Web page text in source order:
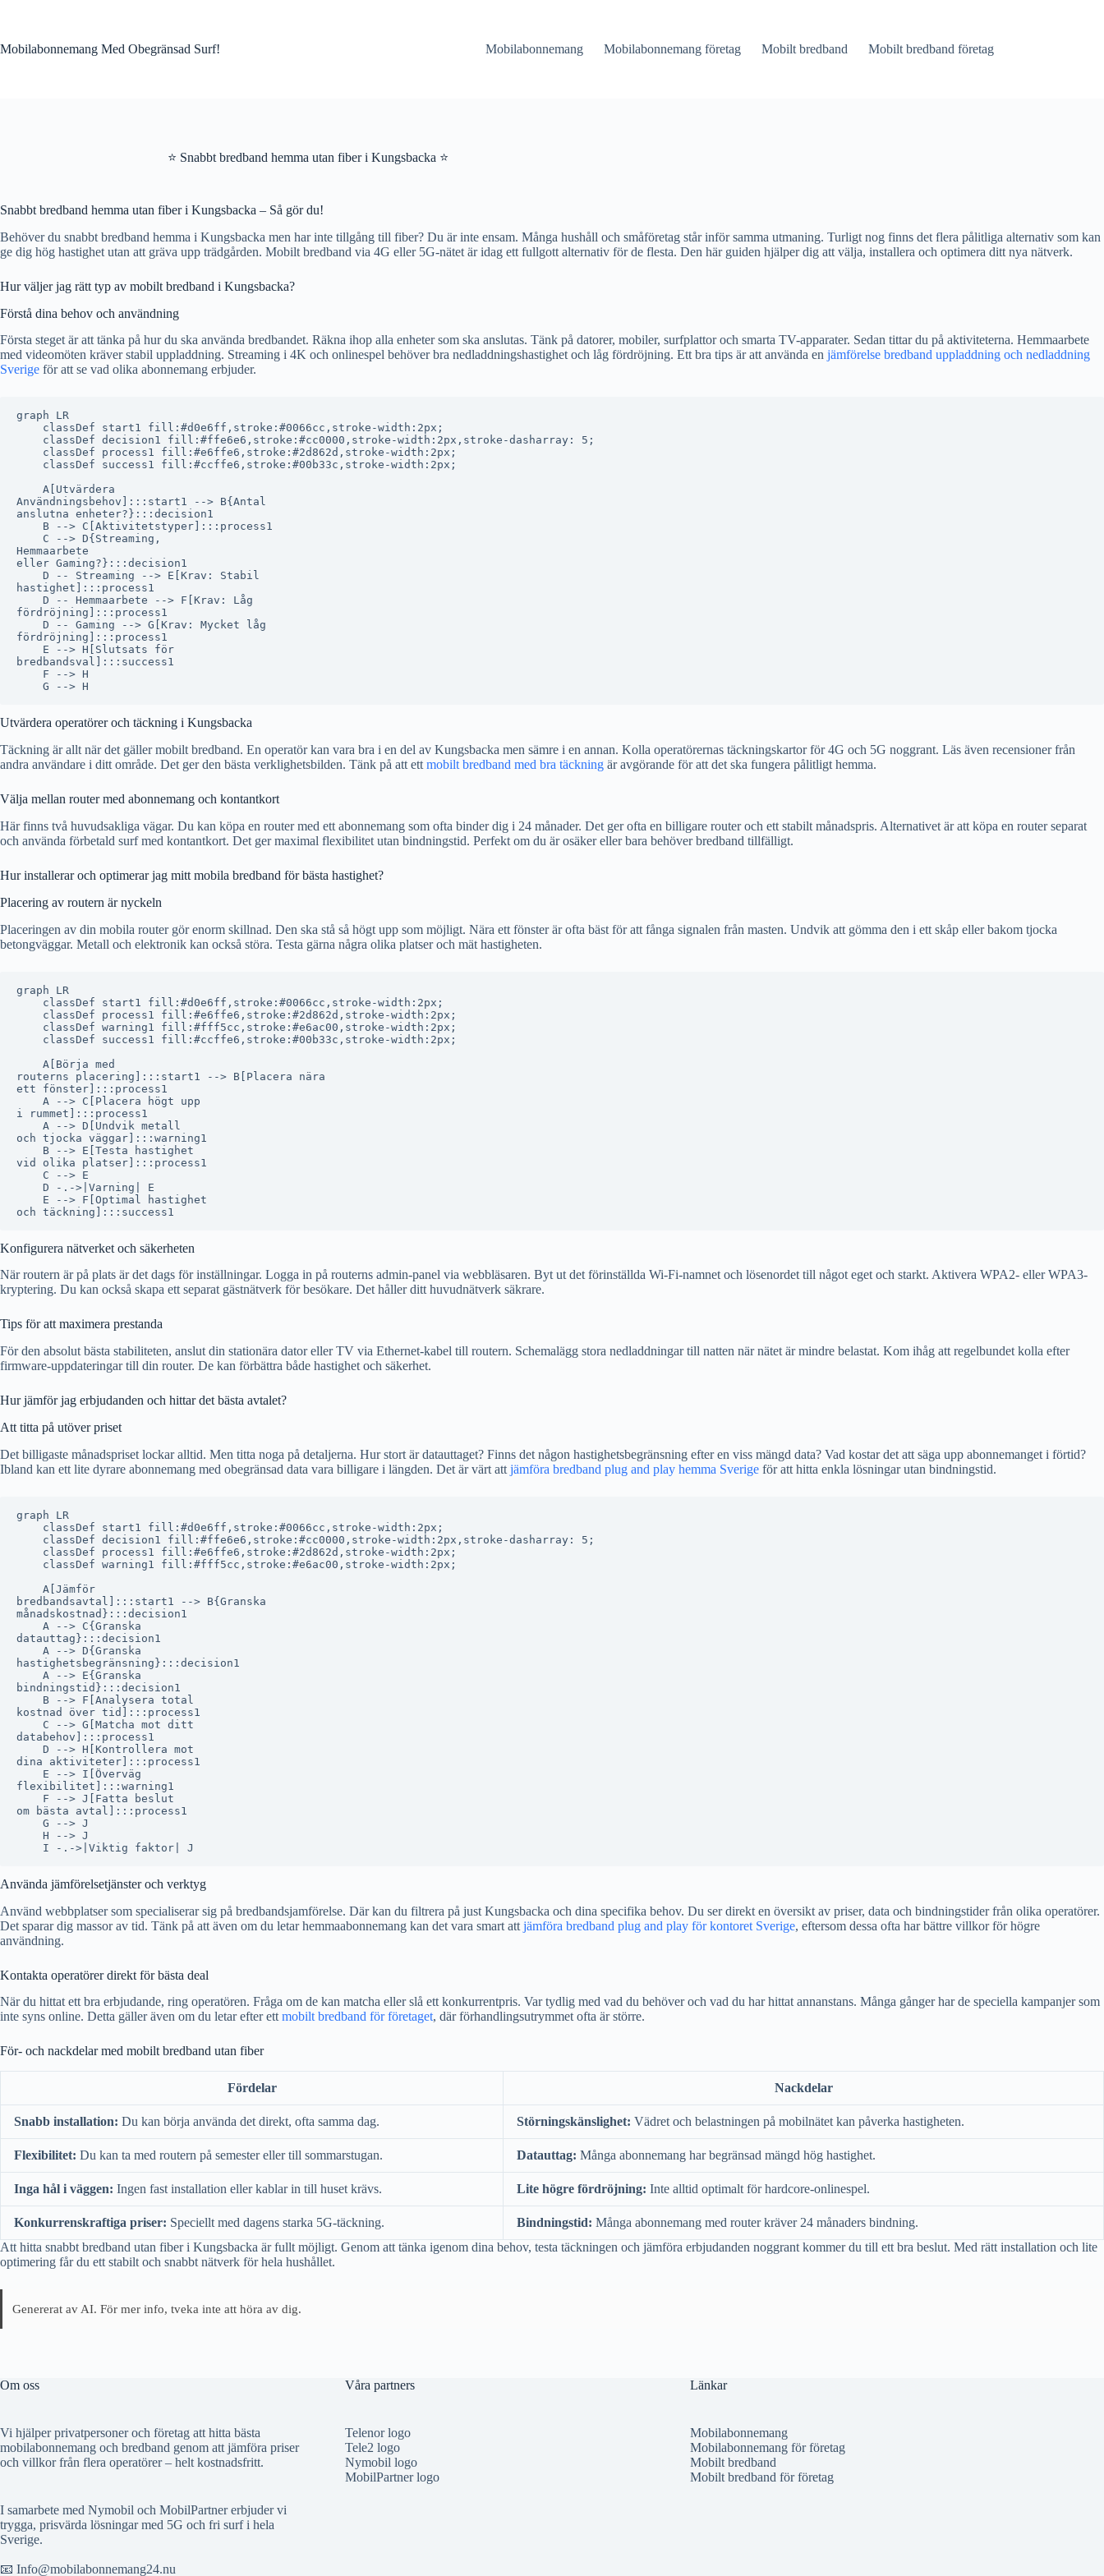
Mobilabonnemang Med Obegränsad Surf!
Mobilabonnemang Mobilabonnemang företag Mobilt bredband Mobilt bredband företag
⭐ Snabbt bredband hemma utan fiber i Kungsbacka ⭐
Snabbt bredband hemma utan fiber i Kungsbacka – Så gör du!
Behöver du snabbt bredband hemma i Kungsbacka men har inte tillgång till fiber? Du är inte ensam. Många hushåll och småföretag står inför samma utmaning. Turligt nog finns det flera pålitliga alternativ som kan
ge dig hög hastighet utan att gräva upp trädgården. Mobilt bredband via 4G eller 5G-nätet är idag ett fullgott alternativ för de flesta. Den här guiden hjälper dig att välja, installera och optimera ditt nya nätverk.
Hur väljer jag rätt typ av mobilt bredband i Kungsbacka?
Förstå dina behov och användning
Första steget är att tänka på hur du ska använda bredbandet. Räkna ihop alla enheter som ska anslutas. Tänk på datorer, mobiler, surfplattor och smarta TV-apparater. Sedan tittar du på aktiviteterna. Hemmaarbete
med videomöten kräver stabil uppladdning. Streaming i 4K och onlinespel behöver bra nedladdningshastighet och låg fördröjning. Ett bra tips är att använda en jämförelse bredband uppladdning och nedladdning
Sverige för att se vad olika abonnemang erbjuder.
graph LR
    classDef start1 fill:#d0e6ff,stroke:#0066cc,stroke-width:2px;
    classDef decision1 fill:#ffe6e6,stroke:#cc0000,stroke-width:2px,stroke-dasharray: 5;
    classDef process1 fill:#e6ffe6,stroke:#2d862d,stroke-width:2px;
    classDef success1 fill:#ccffe6,stroke:#00b33c,stroke-width:2px;
    A[Utvärdera
Användningsbehov]:::start1 --> B{Antal
anslutna enheter?}:::decision1
    B --> C[Aktivitetstyper]:::process1
    C --> D{Streaming,
Hemmaarbete
eller Gaming?}:::decision1
    D -- Streaming --> E[Krav: Stabil
hastighet]:::process1
    D -- Hemmaarbete --> F[Krav: Låg
fördröjning]:::process1
    D -- Gaming --> G[Krav: Mycket låg
fördröjning]:::process1
    E --> H[Slutsats för
bredbandsval]:::success1
    F --> H
Utvärdera operatörer och täckning i Kungsbacka
Täckning är allt när det gäller mobilt bredband. En operatör kan vara bra i en del av Kungsbacka men sämre i en annan. Kolla operatörernas täckningskartor för 4G och 5G noggrant. Läs även recensioner från
andra användare i ditt område. Det ger den bästa verklighetsbilden. Tänk på att ett mobilt bredband med bra täckning är avgörande för att det ska fungera pålitligt hemma.
Välja mellan router med abonnemang och kontantkort
Här finns två huvudsakliga vägar. Du kan köpa en router med ett abonnemang som ofta binder dig i 24 månader. Det ger ofta en billigare router och ett stabilt månadspris. Alternativet är att köpa en router separat
och använda förbetald surf med kontantkort. Det ger maximal flexibilitet utan bindningstid. Perfekt om du är osäker eller bara behöver bredband tillfälligt.
Hur installerar och optimerar jag mitt mobila bredband för bästa hastighet?
Placering av routern är nyckeln
Placeringen av din mobila router gör enorm skillnad. Den ska stå så högt upp som möjligt. Nära ett fönster är ofta bäst för att fånga signalen från masten. Undvik att gömma den i ett skåp eller bakom tjocka
betongväggar. Metall och elektronik kan också störa. Testa gärna några olika platser och mät hastigheten.
graph LR
    classDef start1 fill:#d0e6ff,stroke:#0066cc,stroke-width:2px;
    classDef process1 fill:#e6ffe6,stroke:#2d862d,stroke-width:2px;
    classDef warning1 fill:#fff5cc,stroke:#e6ac00,stroke-width:2px;
    classDef success1 fill:#ccffe6,stroke:#00b33c,stroke-width:2px;
    A[Börja med
routerns placering]:::start1 --> B[Placera nära
ett fönster]:::process1
    A --> C[Placera högt upp
i rummet]:::process1
    A --> D[Undvik metall
och tjocka väggar]:::warning1
    B --> E[Testa hastighet
vid olika platser]:::process1
    C --> E
    D -.->|Varning| E
    E --> F[Optimal hastighet
Konfigurera nätverket och säkerheten
När routern är på plats är det dags för inställningar. Logga in på routerns admin-panel via webbläsaren. Byt ut det förinställda Wi-Fi-namnet och lösenordet till något eget och starkt. Aktivera WPA2- eller WPA3-
kryptering. Du kan också skapa ett separat gästnätverk för besökare. Det håller ditt huvudnätverk säkrare.
Tips för att maximera prestanda
För den absolut bästa stabiliteten, anslut din stationära dator eller TV via Ethernet-kabel till routern. Schemalägg stora nedladdningar till natten när nätet är mindre belastat. Kom ihåg att regelbundet kolla efter
firmware-uppdateringar till din router. De kan förbättra både hastighet och säkerhet.
Hur jämför jag erbjudanden och hittar det bästa avtalet?
Att titta på utöver priset
Det billigaste månadspriset lockar alltid. Men titta noga på detaljerna. Hur stort är datauttaget? Finns det någon hastighetsbegränsning efter en viss mängd data? Vad kostar det att säga upp abonnemanget i förtid?
Ibland kan ett lite dyrare abonnemang med obegränsad data vara billigare i längden. Det är värt att jämföra bredband plug and play hemma Sverige för att hitta enkla lösningar utan bindningstid.
graph LR
    classDef start1 fill:#d0e6ff,stroke:#0066cc,stroke-width:2px;
    classDef decision1 fill:#ffe6e6,stroke:#cc0000,stroke-width:2px,stroke-dasharray: 5;
    classDef process1 fill:#e6ffe6,stroke:#2d862d,stroke-width:2px;
    classDef warning1 fill:#fff5cc,stroke:#e6ac00,stroke-width:2px;
    A[Jämför
bredbandsavtal]:::start1 --> B{Granska
månadskostnad}:::decision1
    A --> C{Granska
datauttag}:::decision1
    A --> D{Granska
hastighetsbegränsning}:::decision1
    A --> E{Granska
bindningstid}:::decision1
    B --> F[Analysera total
kostnad över tid]:::process1
    C --> G[Matcha mot ditt
databehov]:::process1
    D --> H[Kontrollera mot
dina aktiviteter]:::process1
    E --> I[Överväg
flexibilitet]:::warning1
    F --> J[Fatta beslut
om bästa avtal]:::process1
    G --> J
    H --> J
Använda jämförelsetjänster och verktyg
Använd webbplatser som specialiserar sig på bredbandsjamförelse. Där kan du filtrera på just Kungsbacka och dina specifika behov. Du ser direkt en översikt av priser, data och bindningstider från olika operatörer.
Det sparar dig massor av tid. Tänk på att även om du letar hemmaabonnemang kan det vara smart att jämföra bredband plug and play för kontoret Sverige, eftersom dessa ofta har bättre villkor för högre
användning.
Kontakta operatörer direkt för bästa deal
När du hittat ett bra erbjudande, ring operatören. Fråga om de kan matcha eller slå ett konkurrentpris. Var tydlig med vad du behöver och vad du har hittat annanstans. Många gånger har de speciella kampanjer som
inte syns online. Detta gäller även om du letar efter ett mobilt bredband för företaget, där förhandlingsutrymmet ofta är större.
För- och nackdelar med mobilt bredband utan fiber
Fördelar Nackdelar
Snabb installation: Du kan börja använda det direkt, ofta samma dag. Störningskänslighet: Vädret och belastningen på mobilnätet kan påverka hastigheten.
Flexibilitet: Du kan ta med routern på semester eller till sommarstugan. Datauttag: Många abonnemang har begränsad mängd hög hastighet.
Inga hål i väggen: Ingen fast installation eller kablar in till huset krävs. Lite högre fördröjning: Inte alltid optimalt för hardcore-onlinespel.
Konkurrenskraftiga priser: Speciellt med dagens starka 5G-täckning. Bindningstid: Många abonnemang med router kräver 24 månaders bindning.
Att hitta snabbt bredband utan fiber i Kungsbacka är fullt möjligt. Genom att tänka igenom dina behov, testa täckningen och jämföra erbjudanden noggrant kommer du till ett bra beslut. Med rätt installation och lite
optimering får du ett stabilt och snabbt nätverk för hela hushållet.
Genererat av AI. För mer info, tveka inte att höra av dig.
Om oss
Vi hjälper privatpersoner och företag att hitta bästa
mobilabonnemang och bredband genom att jämföra priser
och villkor från flera operatörer – helt kostnadsfritt.
I samarbete med Nymobil och MobilPartner erbjuder vi
trygga, prisvärda lösningar med 5G och fri surf i hela
Sverige.
📧 Info@mobilabonnemang24.nu
Våra partners
Telenor logo
Tele2 logo
Nymobil logo
MobilPartner logo
Länkar
Mobilabonnemang
Mobilabonnemang för företag
Mobilt bredband
Mobilt bredband för företag